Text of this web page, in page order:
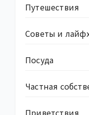
Путешествия
Советы и
Посуда
Частная
Приветствия